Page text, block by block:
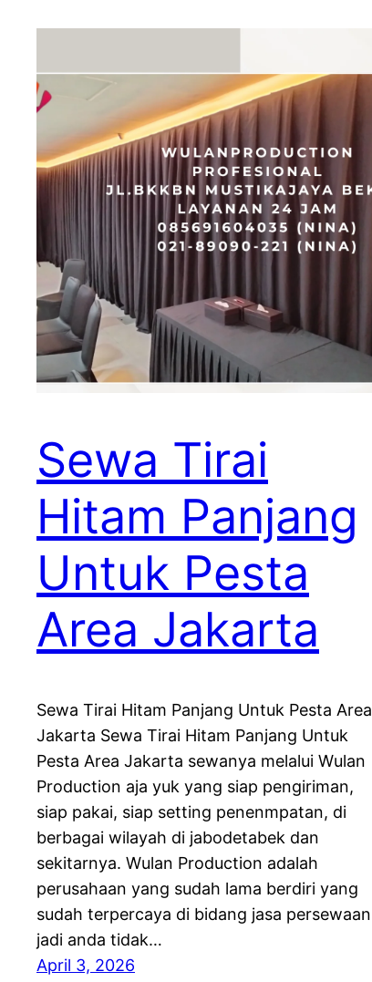
Sewa Tirai
Hitam Panjang
Untuk Pesta
Area Jakarta
Sewa Tirai Hitam Panjang Untuk Pesta Area
Jakarta Sewa Tirai Hitam Panjang Untuk
Pesta Area Jakarta sewanya melalui Wulan
Production aja yuk yang siap pengiriman,
siap pakai, siap setting penenmpatan, di
berbagai wilayah di jabodetabek dan
sekitarnya. Wulan Production adalah
perusahaan yang sudah lama berdiri yang
sudah terpercaya di bidang jasa persewaan
jadi anda tidak…
April 3, 2026